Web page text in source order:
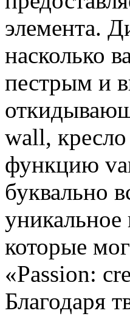
элемента.
насколько
пестрым и
wall,
функцию
буквально
уникальное
которые
«Passion:
Благодаря